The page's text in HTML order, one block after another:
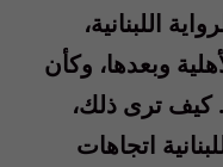
اللبنانية،
وبعدها، وكأن
كيف ترى ذلك،
اتجاهات